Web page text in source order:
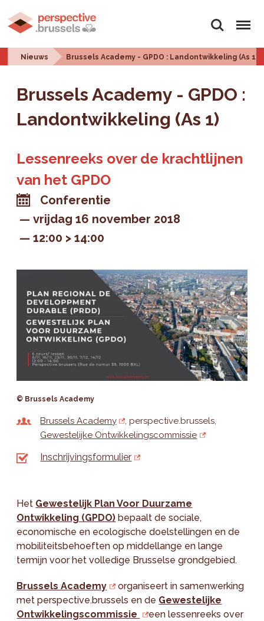
Zoeken Menu
Nieuws Brussels Academy - GPDO : Landontwikkeling (As 1)
Brussels Academy - GPDO :
Landontwikkeling (As 1)
Lessenreeks over de krachtlijnen
van het GPDO
Conferentie
vrijdag 16 november 2018
12:00 > 14:00
© Brussels Academy
Brussels Academy
perspective.brussels
Gewestelijke Ontwikkelingscommissie
Inschrijvingsformulier
Het Gewestelijk Plan Voor Duurzame
Ontwikkeling (GPDO) bepaalt de sociale,
economische en ecologische doelstellingen en de
mobiliteitsbehoeften op middellange en lange
termijn voor het volledige Brusselse grondgebied.
Brussels Academy
organiseert in samenwerking
met perspective.brussels en de Gewestelijke
Ontwikkelingscommissie
een lessenreeks over